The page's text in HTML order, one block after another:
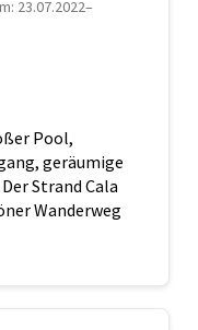
23.07.2022–
Pool,
geräumige
Strand Cala
Wanderweg